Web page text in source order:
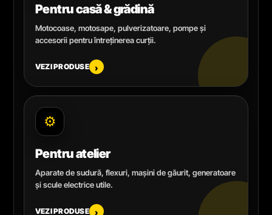
Pentru casă & grădină
Motocoase, motosape, pulverizatoare, pompe și
accesorii pentru întreținerea curții.
VEZI PRODUSE ›
⚙️
Pentru atelier
Aparate de sudură, flexuri, mașini de găurit, generatoare
și scule electrice utile.
VEZI PRODUSE ›